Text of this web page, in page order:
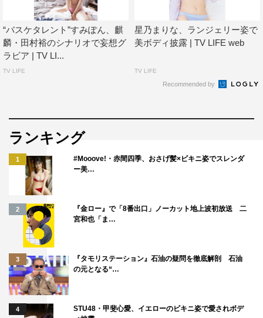
“バスケタレント”すみぽん、麒
麟・田村裕のシナリオで妄想グ
ラビア | TV LI...
TV LIFE
星乃まりな、ランジェリー姿で
美ボディ披露 | TV LIFE web
TV LIFE
Recommended by
ランキング
1
#Mooove!・赤間四季、おさげ髪×ビキニ姿でスレンダ
ー美…
2
『金ロー』で「8番出口」ノーカット地上波初放送 二
宮和也「ま…
3
『タモリステーション』石油の疑問を徹底解剖 石油
の元となる“…
4
STU48・甲斐心愛、イエローのビキニ姿で愛されボデ